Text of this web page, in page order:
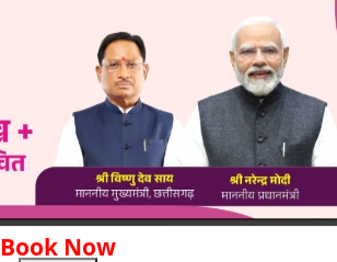
Book Now